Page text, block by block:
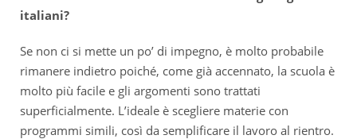
italiani?
Se non ci si mette un po’ di impegno, è molto probabile
rimanere indietro poiché, come già accennato, la scuola è
molto più facile e gli argomenti sono trattati
superficialmente. L’ideale è scegliere materie con
programmi simili, così da semplificare il lavoro al rientro.